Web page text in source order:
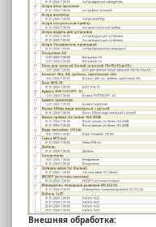
Внешняя обработка: